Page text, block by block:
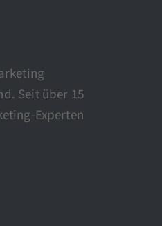
Seit über 15
Experten